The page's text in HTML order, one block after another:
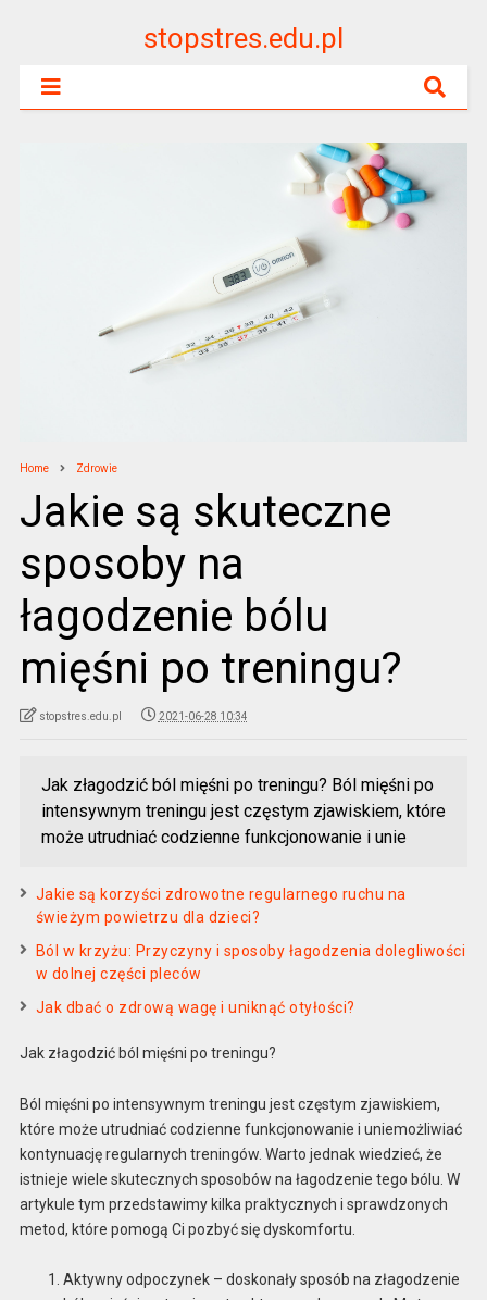
stopstres.edu.pl
Home Zdrowie
Jakie są skuteczne
sposoby na
łagodzenie bólu
mięśni po treningu?
stopstres.edu.pl 2021-06-28 10:34
Jak złagodzić ból mięśni po treningu? Ból mięśni po
intensywnym treningu jest częstym zjawiskiem, które
może utrudniać codzienne funkcjonowanie i unie
Jakie są korzyści zdrowotne regularnego ruchu na
świeżym powietrzu dla dzieci?
Ból w krzyżu: Przyczyny i sposoby łagodzenia dolegliwości
w dolnej części pleców
Jak dbać o zdrową wagę i uniknąć otyłości?
Jak złagodzić ból mięśni po treningu?
Ból mięśni po intensywnym treningu jest częstym zjawiskiem,
które może utrudniać codzienne funkcjonowanie i uniemożliwiać
kontynuację regularnych treningów. Warto jednak wiedzieć, że
istnieje wiele skutecznych sposobów na łagodzenie tego bólu. W
artykule tym przedstawimy kilka praktycznych i sprawdzonych
metod, które pomogą Ci pozbyć się dyskomfortu.
Aktywny odpoczynek – doskonały sposób na złagodzenie